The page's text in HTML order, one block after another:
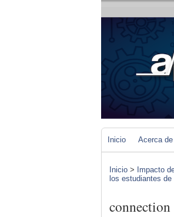
Inicio Acerca de
Inicio > Impacto
los estudiantes
connection